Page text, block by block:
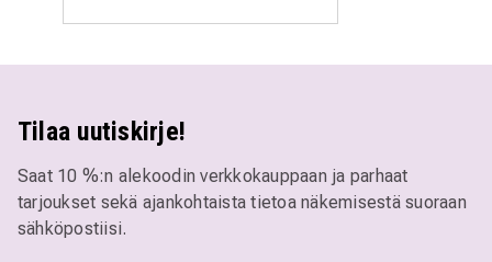
Tilaa uutiskirje!
Saat 10 %:n alekoodin verkkokauppaan ja parhaat
tarjoukset sekä ajankohtaista tietoa näkemisestä suoraan
sähköpostiisi.